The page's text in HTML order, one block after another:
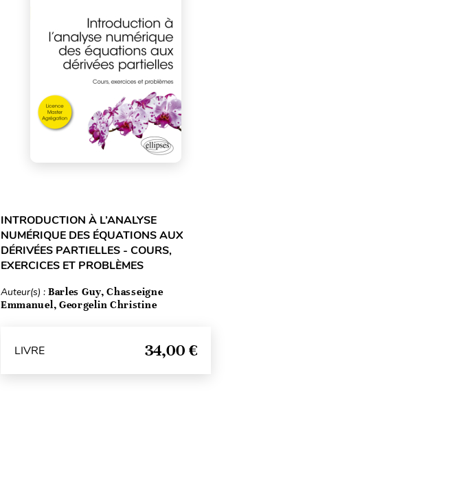
INTRODUCTION À L’ANALYSE
NUMÉRIQUE DES ÉQUATIONS AUX
DÉRIVÉES PARTIELLES - COURS,
EXERCICES ET PROBLÈMES
Auteur(s) : Barles Guy, Chasseigne
Emmanuel, Georgelin Christine
LIVRE 34,00 €